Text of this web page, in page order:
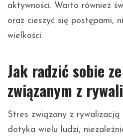
aktywności. Warto również
oraz cieszyć się postępami,
wielkości.
Jak radzić sobie
związanym z
Stres związany z
dotyka wielu ludzi,